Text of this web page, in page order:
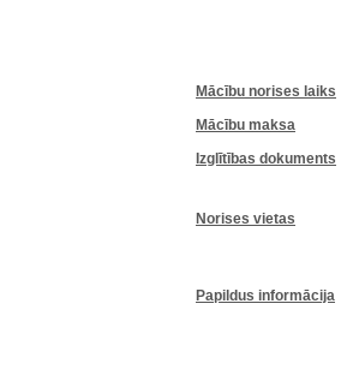
Mācību norises laiks
Mācību maksa
Izglītības dokuments
Norises vietas
Papildus informācija